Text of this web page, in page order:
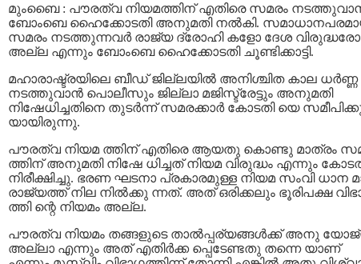
മുംബൈ : പൗരത്വ നിയമത്തിന് എതിരെ സമരം
ബോംബെ ഹൈക്കോടതി അനുമതി നൽകി.
സമരം നടത്തുന്നവർ രാജ്യ ദ്രോഹി കളോ ദേശ വിരുദ്ധരോ
അല്ല എന്നും ബോംബെ ഹൈക്കോടതി ചൂണ്ടിക്കാട്ടി.
മഹാരാഷ്ട്രയിലെ ബീഡ് ജില്ലയിൽ അനിശ്ചിത കാല ധർണ്ണ
നടത്തുവാന്‍ പൊലീസും ജില്ലാ മജിസ്ട്രേട്ടും അനുമതി
നിഷേധിച്ചതിനെ തുടര്‍ന്ന് സമരക്കാര്‍ കോടതി യെ
യായിരുന്നു.
പൗരത്വ നിയമ ത്തിന് എതിരെ ആയതു കൊണ്ടു മാത്രം
ത്തിന് അനുമതി നിഷേ ധിച്ചത് നിയമ വിരുദ്ധം എന്നും
നിരീക്ഷിച്ചു. ഭരണ ഘടനാ പ്രകാരമുള്ള നിയമ സംവി ധാന
രാജ്യത്ത് നില നിൽക്കു ന്നത്. അത് ഒരിക്കലും ഭൂരിപക്ഷ
ത്തി ന്റെ നിയമം അല്ല.
പൗരത്വ നിയമം തങ്ങളുടെ താല്‍പ്പര്യങ്ങള്‍ക്ക് അനു
അല്ലാ എന്നും അത് എതിർക്ക പ്പെടേണ്ടതു തന്നെ യാണ്